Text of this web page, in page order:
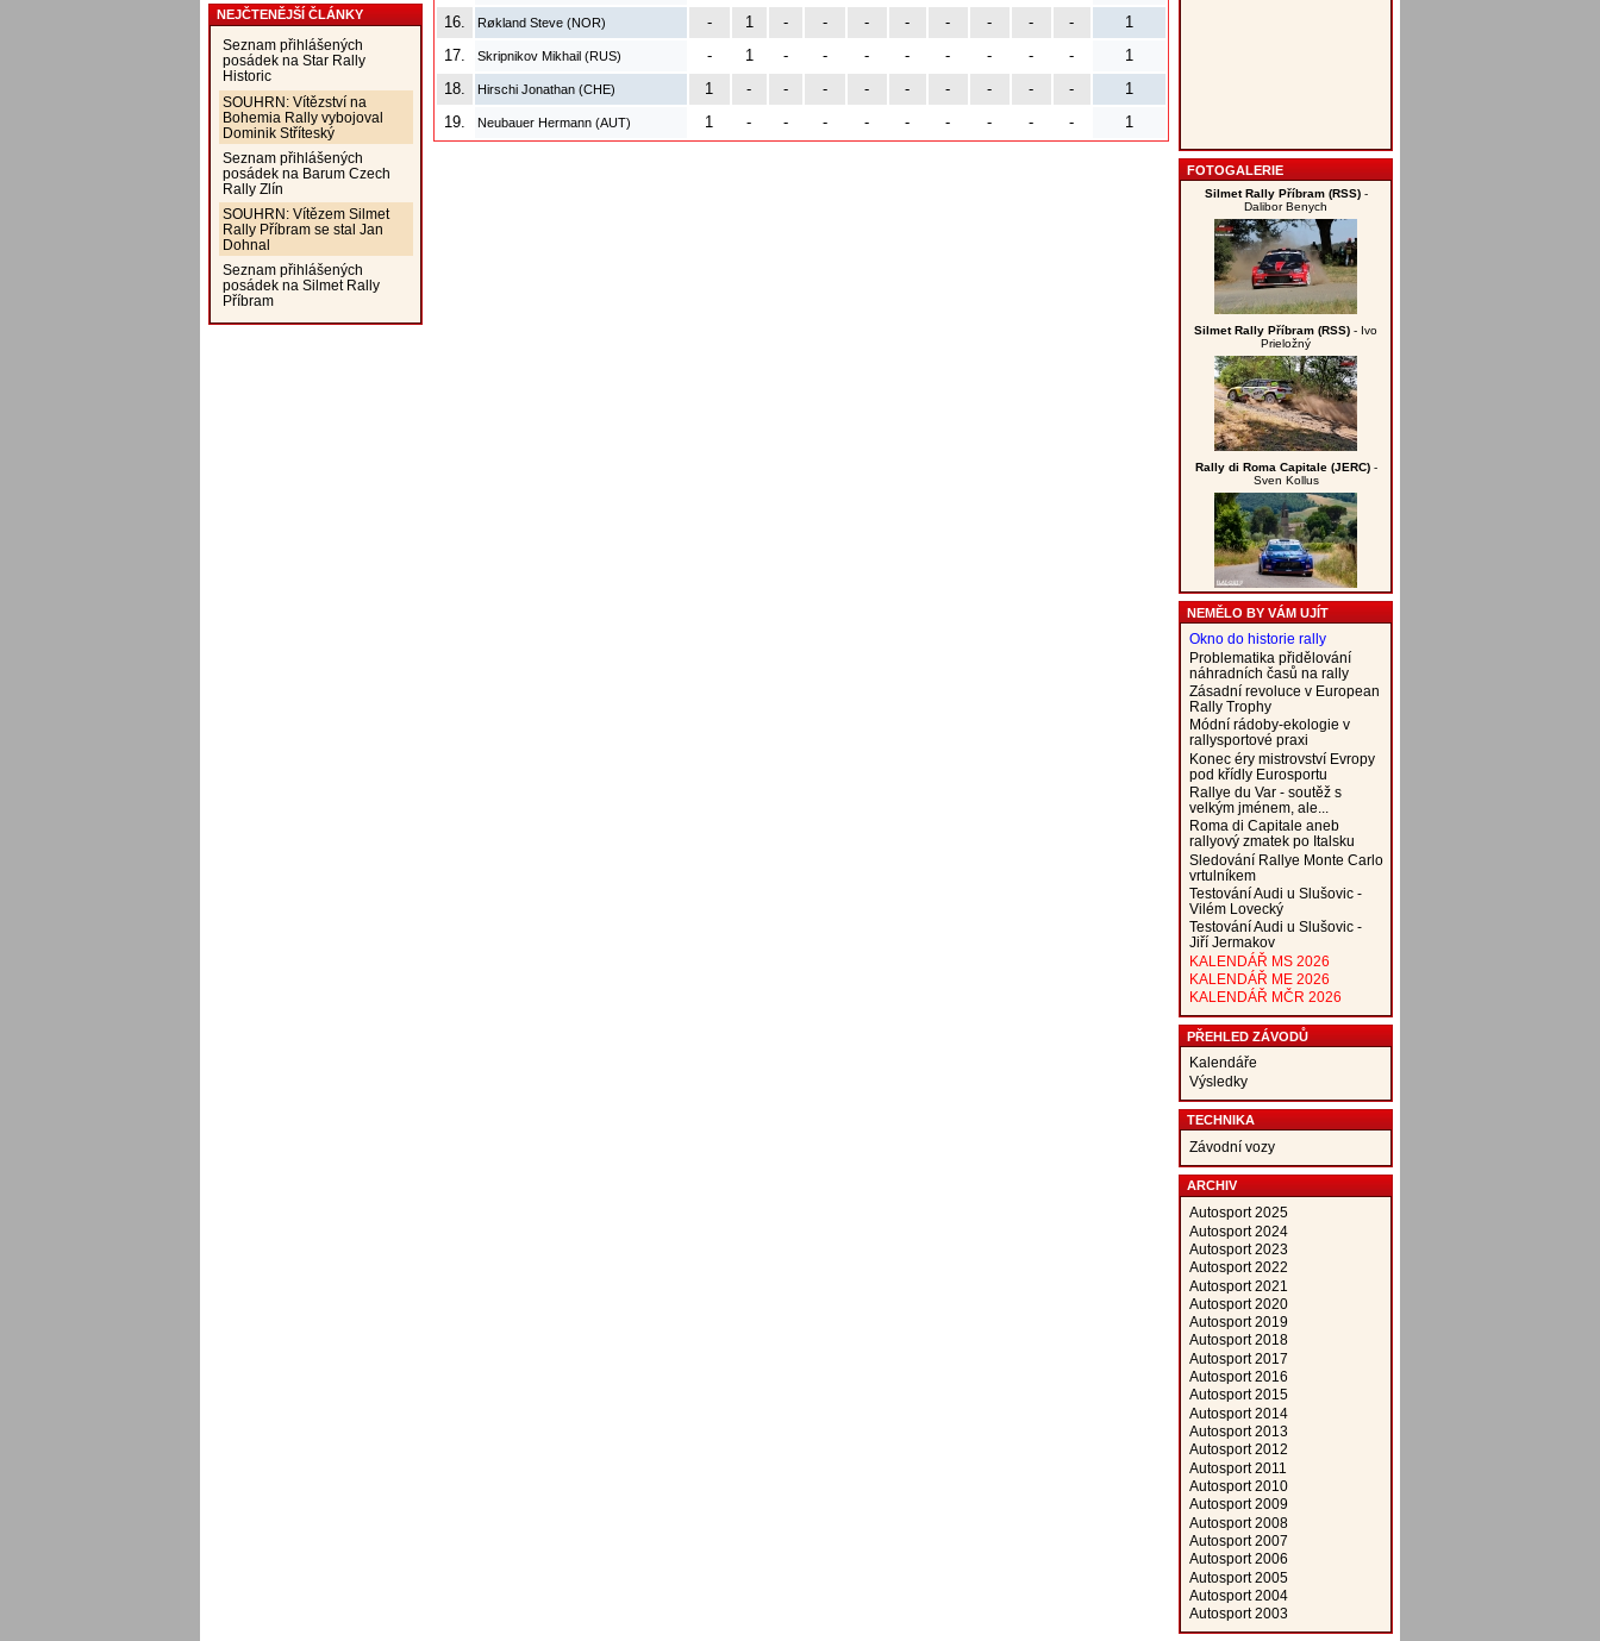
NEJČTENĚJŠÍ ČLÁNKY
Seznam přihlášených
posádek na Star Rally
Historic
SOUHRN: Vítězství na
Bohemia Rally vybojoval
Dominik Stříteský
Seznam přihlášených
posádek na Barum Czech
Rally Zlín
SOUHRN: Vítězem Silmet
Rally Příbram se stal Jan
Dohnal
Seznam přihlášených
posádek na Silmet Rally
Příbram
16.
Røkland Steve (NOR) - 1 - - - - - - - -
1
17.
Skripnikov Mikhail (RUS) - 1 - - - - - - - -
1
18.
Hirschi Jonathan (CHE) 1 - - - - - - - - -
1
19.
Neubauer Hermann (AUT) 1 - - - - - - - - - 1
FOTOGALERIE
Silmet Rally Příbram (RSS)-
Dalibor Benych
Silmet Rally Příbram (RSS) - Ivo
Prieložný
Rally di Roma Capitale (JERC)-
Sven Kollus
NEMĚLO BY VÁM UJÍT
Okno do historie rally
Problematika přidělování
náhradních časů na rally
Zásadní revoluce v European
Rally Trophy
Módní rádoby-ekologie v
rallysportové praxi
Konec éry mistrovství Evropy
pod křídly Eurosportu
Rallye du Var - soutěž s
velkým jménem, ale...
Roma di Capitale aneb
rallyový zmatek po Italsku
Sledování Rallye Monte Carlo
vrtulníkem
Testování Audi u Slušovic -
Vilém Lovecký
Testování Audi u Slušovic -
Jiří Jermakov
KALENDÁŘ MS 2026
KALENDÁŘ ME 2026
KALENDÁŘ MČR 2026
PŘEHLED ZÁVODŮ
Kalendáře
Výsledky
TECHNIKA
Závodní vozy
ARCHIV
Autosport 2025
Autosport 2024
Autosport 2023
Autosport 2022
Autosport 2021
Autosport 2020
Autosport 2019
Autosport 2018
Autosport 2017
Autosport 2016
Autosport 2015
Autosport 2014
Autosport 2013
Autosport 2012
Autosport 2011
Autosport 2010
Autosport 2009
Autosport 2008
Autosport 2007
Autosport 2006
Autosport 2005
Autosport 2004
Autosport 2003